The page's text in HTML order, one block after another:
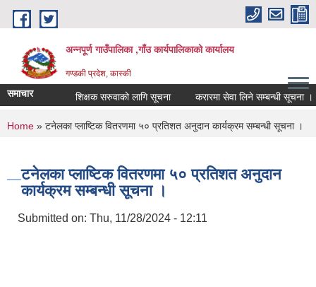
Skip to main content
अन्नपूर्ण गाउँपालिका ,गाँउ कार्यपालिकाको कार्यालय
गण्डकी प्रदेश, कास्की
समाचार शिक्षक सरुवाको लागि सूचना करारमा सेवा लिने सम्बन्धी सूचना ।
You are here
Home » टनेलका प्लाष्टिक वितरणमा ५० प्रतिशत अनुदान कार्यक्रम सम्बन्धी सूचना ।
टनेलका प्लाष्टिक वितरणमा ५० प्रतिशत अनुदान
कार्यक्रम सम्बन्धी सूचना ।
Submitted on: Thu, 11/28/2024 - 12:11